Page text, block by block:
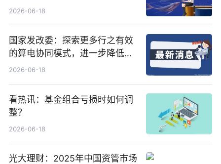
置、纯水冷却单元和特种换热器
2026-06-18
国家发改委：探索更多行之有效
的算电协同模式，进一步降低网
络传输时延_最资讯
2026-06-18
看热讯：基金组合亏损时如何调
整？
2026-06-18
光大理财：2025年中国资管市场